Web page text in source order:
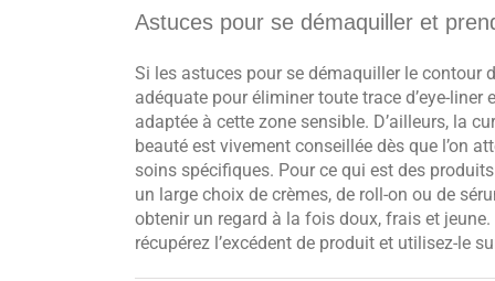
Astuces pour se démaquiller et
Si les astuces pour se démaquiller le contour
adéquate pour éliminer toute trace d’eye-
adaptée à cette zone sensible. D’ailleurs, la
beauté est vivement conseillée dès que l’on
soins spécifiques. Pour ce qui est des
un large choix de crèmes, de roll-on ou de
obtenir un regard à la fois doux, frais et
récupérez l’excédent de produit et utilisez-le